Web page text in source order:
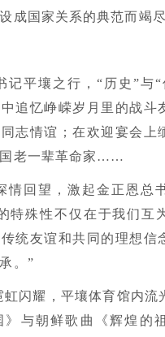
成国家关系的典范而竭
记平壤之行，“历史”与
追忆峥嵘岁月里的战斗
志情谊；在欢迎宴会上
国老一辈革命家……
情回望，激起金正恩总
特殊性不仅在于我们互
统友谊和共同的理想信
。”
虹闪耀，平壤体育馆内流
》与朝鲜歌曲《辉煌的